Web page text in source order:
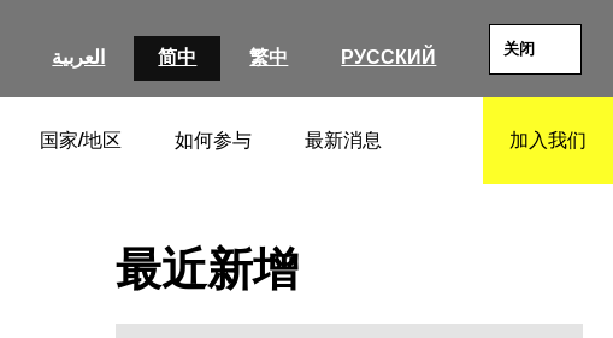
العربية 简中 繁中 РУССКИЙ 关闭
国家/地区 如何参与 最新消息 加入我们
最近新增